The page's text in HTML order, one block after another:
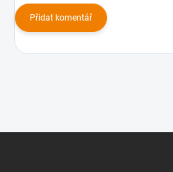
Přidat komentář